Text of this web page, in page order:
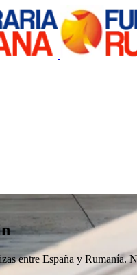
entre España y Rumanía.